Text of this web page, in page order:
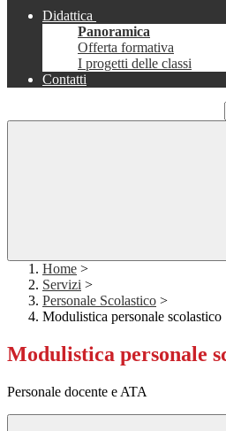
Didattica
Panoramica
Offerta formativa
I progetti delle classi
Contatti
Home >
Servizi >
Personale Scolastico >
Modulistica personale scolastico
Modulistica personale
Personale docente e ATA